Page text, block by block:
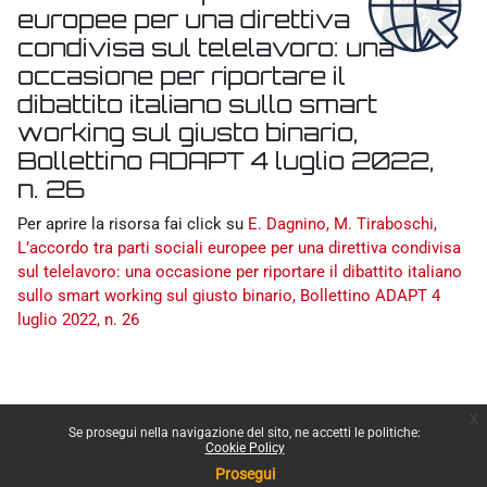
Se prosegui nella navigazione del sito, ne accetti le politiche:
Cookie Policy
Prosegui
europee per una direttiva
condivisa sul telelavoro: una
occasione per riportare il
dibattito italiano sullo smart
working sul giusto binario,
Bollettino ADAPT 4 luglio 2022,
n. 26
Aggregazione dei criteri
Per aprire la risorsa fai click su E. Dagnino, M. Tiraboschi,
L’accordo tra parti sociali europee per una direttiva condivisa
sul telelavoro: una occasione per riportare il dibattito italiano
sullo smart working sul giusto binario, Bollettino ADAPT 4
luglio 2022, n. 26